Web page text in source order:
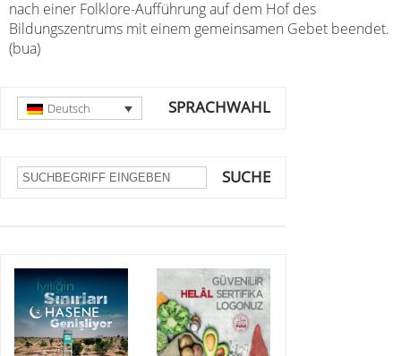
nach einer Folklore-Aufführung auf dem Hof des
Bildungszentrums mit einem gemeinsamen Gebet beendet.
(bua)
SPRACHWAHL
Deutsch
SUCHE